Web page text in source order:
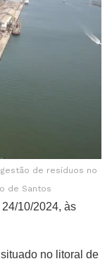
de resíduos no
de Santos
10/2024, às
no litoral de